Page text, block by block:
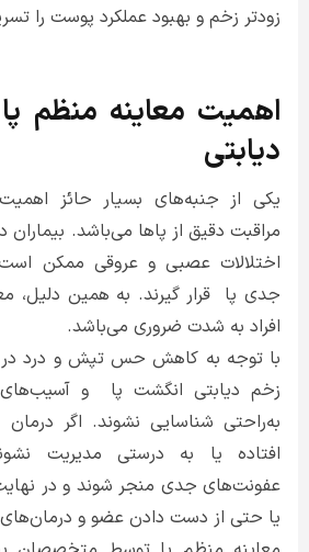
زودتر زخم و بهبود عملکرد پوست را
اهمیت معاینه منظم پا
دیابتی
یکی از جنبه‌های بسیار حائز
مراقبت دقیق از پاها می‌باشد. بیماران
اختلالات عصبی و عروقی ممکن
جدی پا قرار گیرند. به همین دلیل،
افراد به شدت ضروری می‌باشد.
با توجه به کاهش حس تپش و درد در
زخم دیابتی انگشت پا و
به‌راحتی شناسایی نشوند. اگر
افتاده یا به درستی مدیریت
عفونت‌های جدی منجر شوند و در
یا حتی از دست دادن عضو و